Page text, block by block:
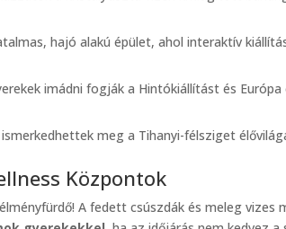
hajó alakú épület, ahol interaktív
imádni fogják a Hintókiállítást és
meg a Tihanyi-félsziget
Központok
A fedett csúszdák és meleg vizes